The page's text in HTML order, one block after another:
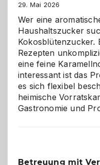
29. Mai 2026
Wer eine
Haushaltszucker
Kokosblütenzucker.
Rezepten
eine feine
interessant ist das
es sich flexibel
heimische
Gastronomie und
Betreuung mit